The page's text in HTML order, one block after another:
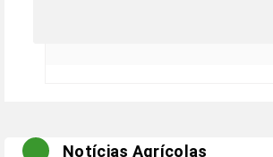
Notícias Agrícolas